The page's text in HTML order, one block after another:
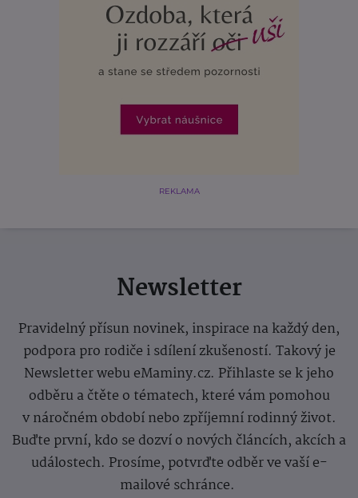
REKLAMA
Newsletter
Pravidelný přísun novinek, inspirace na každý den,
podpora pro rodiče i sdílení zkušeností. Takový je
Newsletter webu eMaminy.cz. Přihlaste se k jeho
odběru a čtěte o tématech, které vám pomohou
v náročném období nebo zpříjemní rodinný život.
Buďte první, kdo se dozví o nových článcích, akcích a
událostech. Prosíme, potvrďte odběr ve vaší e-
mailové schránce.